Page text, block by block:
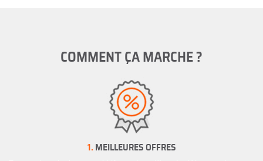
COMMENT ÇA MARCHE ?
1. MEILLEURES OFFRES